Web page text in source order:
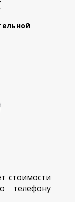
стоимости
телефону